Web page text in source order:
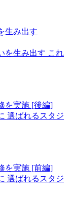
生み出す
を実施 [後編]
を実施 [前編]